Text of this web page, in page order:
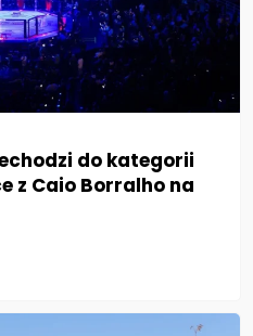
do kategorii
z Caio Borralho na